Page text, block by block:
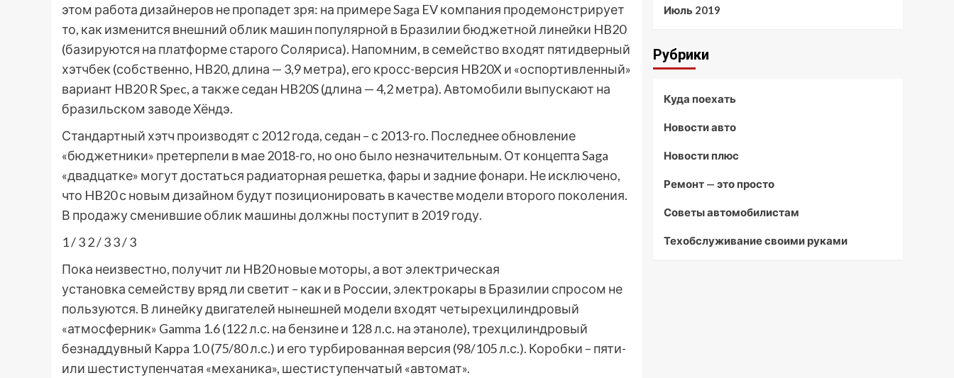
этом работа дизайнеров не пропадет зря: на примере Saga EV компания продемонстрирует
то, как изменится внешний облик машин популярной в Бразилии бюджетной линейки HB20
(базируются на платформе старого Соляриса). Напомним, в семейство входят пятидверный
хэтчбек (собственно, HB20, длина — 3,9 метра), его кросс-версия HB20X и «оспортивленный»
вариант HB20 R Spec, а также седан HB20S (длина — 4,2 метра). Автомобили выпускают на
бразильском заводе Хёндэ.
Стандартный хэтч производят с 2012 года, седан – с 2013-го. Последнее обновление
«бюджетники» претерпели в мае 2018-го, но оно было незначительным. От концепта Saga
«двадцатке» могут достаться радиаторная решетка, фары и задние фонари. Не исключено,
что HB20 с новым дизайном будут позиционировать в качестве модели второго поколения.
В продажу сменившие облик машины должны поступит в 2019 году.
1/ 32/ 33/ 3
Пока неизвестно, получит ли HB20 новые моторы, а вот электрическая
установка семейству вряд ли светит – как и в России, электрокары в Бразилии спросом не
пользуются. В линейку двигателей нынешней модели входят четырехцилиндровый
«атмосферник» Gamma 1.6 (122 л.с. на бензине и 128 л.с. на этаноле), трехцилиндровый
безнаддувный Kappa 1.0 (75/80 л.с.) и его турбированная версия (98/105 л.с.). Коробки – пяти-
или шестиступенчатая «механика», шестиступенчатый «автомат».
Июль 2019
Рубрики
Куда поехать
Новости авто
Новости плюс
Ремонт — это просто
Советы автомобилистам
Техобслуживание своими руками